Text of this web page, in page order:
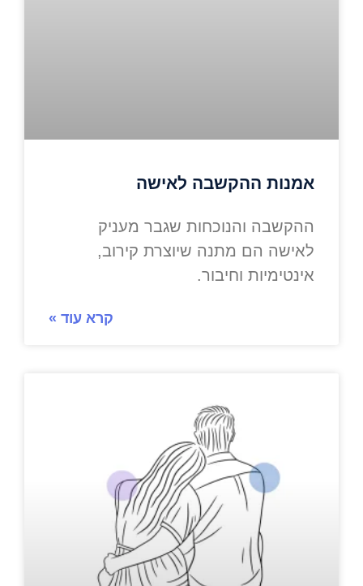
אמנות ההקשבה לאישה
ההקשבה והנוכחות שגבר מעניק
לאישה הם מתנה שיוצרת קירוב,
אינטימיות וחיבור.
קרא עוד »